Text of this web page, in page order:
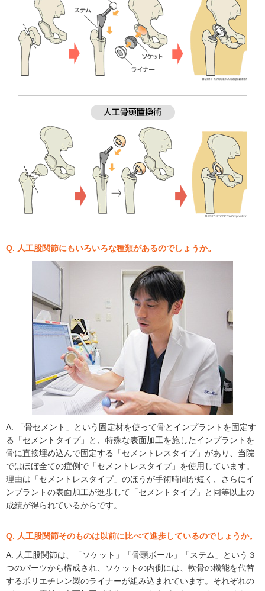
Q. 人工股関節にもいろいろな種類があるのでしょうか。
A. 「骨セメント」という固定材を使って骨とインプラントを固定す
る「セメントタイプ」と、特殊な表面加工を施したインプラントを
骨に直接埋め込んで固定する「セメントレスタイプ」があり、当院
ではほぼ全ての症例で「セメントレスタイプ」を使用しています。
理由は「セメントレスタイプ」のほうが手術時間が短く、さらにイ
ンプラントの表面加工が進歩して「セメントタイプ」と同等以上の
成績が得られているからです。
Q. 人工股関節そのものは以前に比べて進歩しているのでしょうか。
A. 人工股関節は、「ソケット」「骨頭ボール」「ステム」という３
つのパーツから構成され、ソケットの内側には、軟骨の機能を代替
するポリエチレン製のライナーが組み込まれています。それぞれの